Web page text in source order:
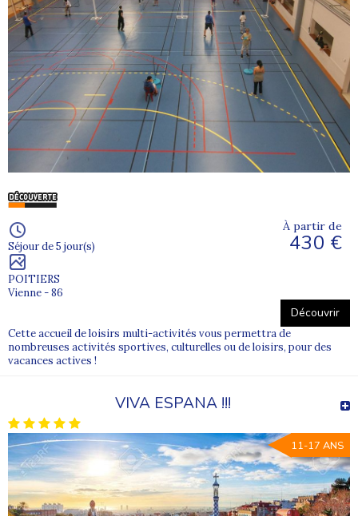
Séjour de 5 jour(s)
POITIERS
Vienne - 86
À partir de
430 €
Découvrir
Cette accueil de loisirs multi-activités vous permettra de
nombreuses activités sportives, culturelles ou de loisirs, pour des
vacances actives !
VIVA ESPANA !!!
11-17 ANS